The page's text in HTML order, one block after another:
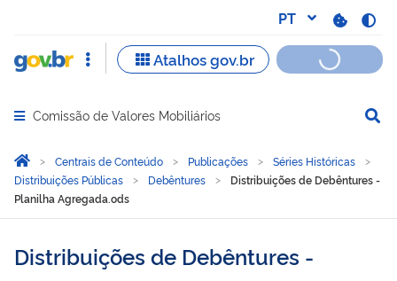
Abrir menu principal de navegação
Comissão de Valores Mobiliários
Você está aqui:
Página Inicial
Centrais de Conteúdo Publicações
Séries Históricas
Distribuições Públicas
Debêntures
Distribuições de Debêntures -
Planilha Agregada.ods
Distribuições de Debêntures -